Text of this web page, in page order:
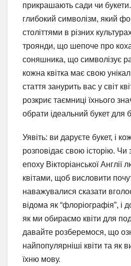
прикрашають сади чи
глибокий символізм, який
століттями в різних
троянди, що шепоче про
соняшника, що символізує
кожна квітка має свою
стаття занурить вас у світ
розкриє таємниці їхнього
обрати ідеальний букет для
Уявіть: ви даруєте букет, і
розповідає свою історію.
епоху Вікторіанської
квітами, щоб висловити
наважувалися сказати
відома як “флоріографія”, і
як ми обираємо квіти для
давайте розберемося, що
найпопулярніші квіти та як
їхню мову.